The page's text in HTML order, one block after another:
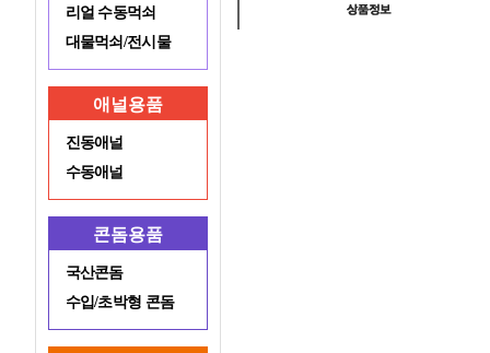
리얼 수동먹쇠
대물먹쇠/전시물
애널용품
진동애널
수동애널
콘돔용품
국산콘돔
수입/초박형 콘돔